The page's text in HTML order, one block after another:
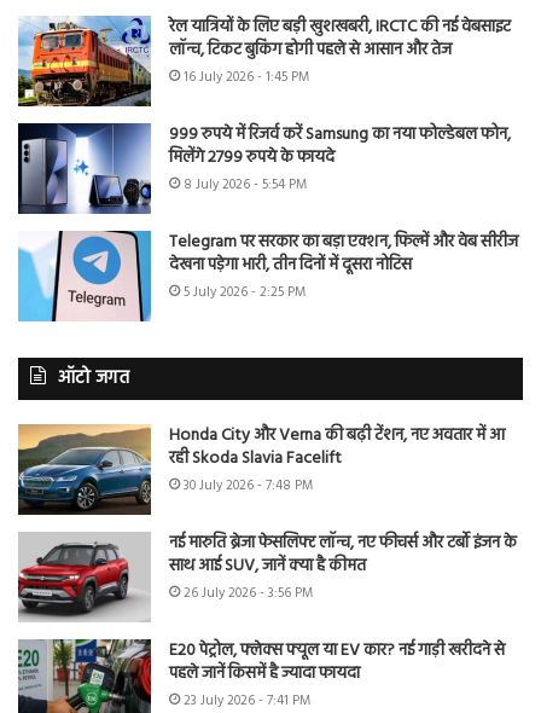
रेल यात्रियों के लिए बड़ी खुशखबरी, IRCTC की नई वेबसाइट
लॉन्च, टिकट बुकिंग होगी पहले से आसान और तेज
16 July 2026 - 1:45 PM
999 रुपये में रिजर्व करें Samsung का नया फोल्डेबल फोन,
मिलेंगे 2799 रुपये के फायदे
8 July 2026 - 5:54 PM
Telegram पर सरकार का बड़ा एक्शन, फिल्में और वेब सीरीज
देखना पड़ेगा भारी, तीन दिनों में दूसरा नोटिस
5 July 2026 - 2:25 PM
ऑटो जगत
Honda City और Verna की बढ़ी टेंशन, नए अवतार में आ
रही Skoda Slavia Facelift
30 July 2026 - 7:48 PM
नई मारुति ब्रेजा फेसलिफ्ट लॉन्च, नए फीचर्स और टर्बो इंजन के
साथ आई SUV, जानें क्या है कीमत
26 July 2026 - 3:56 PM
E20 पेट्रोल, फ्लेक्स फ्यूल या EV कार? नई गाड़ी खरीदने से
पहले जानें किसमें है ज्यादा फायदा
23 July 2026 - 7:41 PM